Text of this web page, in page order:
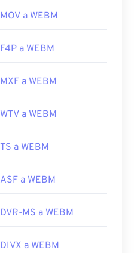
MOV a WEBM
F4P a WEBM
MXF a WEBM
WTV a WEBM
TS a WEBM
ASF a WEBM
DVR-MS a WEBM
DIVX a WEBM